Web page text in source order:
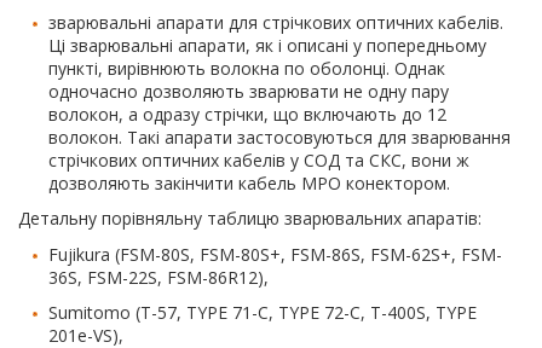
зварювальні апарати для стрічкових оптичних кабелів.
Ці зварювальні апарати, як і описані у попередньому
пункті, вирівнюють волокна по оболонці. Однак
одночасно дозволяють зварювати не одну пару
волокон, а одразу стрічки, що включають до 12
волокон. Такі апарати застосовуються для зварювання
стрічкових оптичних кабелів у СОД та СКС, вони ж
дозволяють закінчити кабель MPO конектором.
Детальну порівняльну таблицю зварювальних апаратів:
Fujikura (FSM-80S, FSM-80S+, FSM-86S, FSM-62S+, FSM-
36S, FSM-22S, FSM-86R12),
Sumitomo (T-57, TYPE 71-C, TYPE 72-C, T-400S, TYPE
201e-VS),